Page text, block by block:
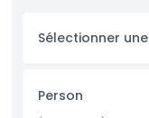
tropicaux aux
est la possibilité de
d'eau. Cela offre
Sélectionner
Person